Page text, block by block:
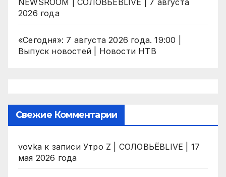
NEWSROOM | СОЛОВЬЁВLIVE | 7 августа
2026 года
«Сегодня»: 7 августа 2026 года. 19:00 |
Выпуск новостей | Новости НТВ
Свежие Комментарии
vovka к записи Утро Z | СОЛОВЬЁВLIVE | 17
мая 2026 года